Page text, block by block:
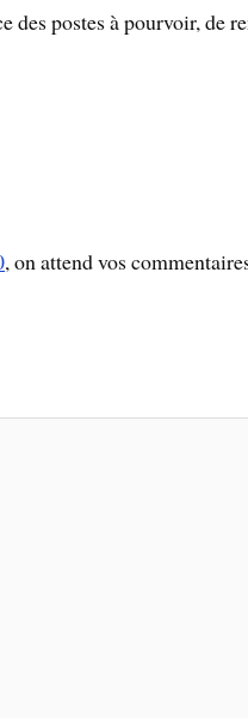
des postes à pourvoir, de
, on attend vos